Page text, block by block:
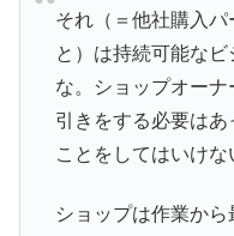
それ（＝他社購入パ
と）は持続可能な
な。ショップオー
引きをする必要は
ことをしてはいけな
ショップは作業か